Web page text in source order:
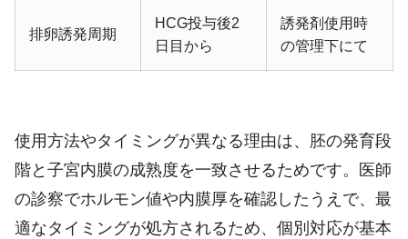
排卵誘発周期
HCG投与後2
日目から
誘発剤使用時
の管理下にて
使用方法やタイミングが異なる理由は、胚の発育段
階と子宮内膜の成熟度を一致させるためです。医師
の診察でホルモン値や内膜厚を確認したうえで、最
適なタイミングが処方されるため、個別対応が基本